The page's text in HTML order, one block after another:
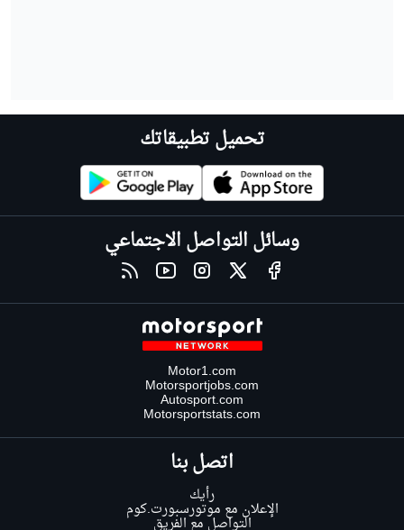
تحميل تطبيقاتك
وسائل التواصل الاجتماعي
Motor1.com
Motorsportjobs.com
Autosport.com
Motorsportstats.com
اتصل بنا
رأيك
الإعلان مع موتورسبورت.كوم
التواصل مع الفريق